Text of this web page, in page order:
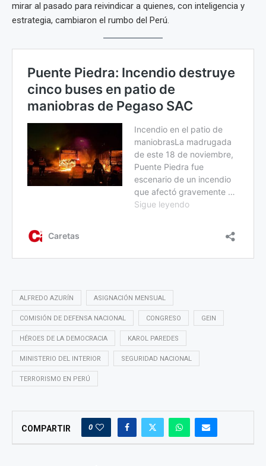
mirar al pasado para reivindicar a quienes, con inteligencia y
estrategia, cambiaron el rumbo del Perú.
ALFREDO AZURÍN ASIGNACIÓN MENSUAL
COMISIÓN DE DEFENSA NACIONAL CONGRESO GEIN
HÉROES DE LA DEMOCRACIA KAROL PAREDES
MINISTERIO DEL INTERIOR SEGURIDAD NACIONAL
TERRORISMO EN PERÚ
COMPARTIR 0